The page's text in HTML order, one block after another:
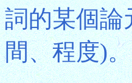
詞的某個論
間、程度)。